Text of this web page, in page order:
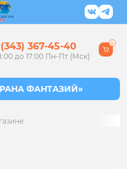
367-45-40
до 17:00 Пн-Пт (Мск)
0